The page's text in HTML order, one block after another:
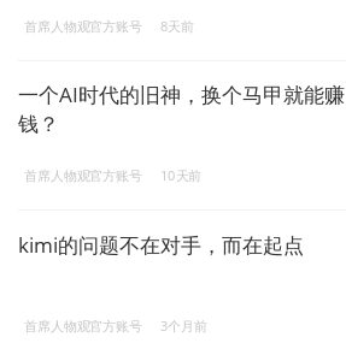
首席人物观官方账号 8天前
一个AI时代的旧神，换个马甲就能赚
钱？
首席人物观官方账号 10天前
kimi的问题不在对手，而在起点
首席人物观官方账号 3个月前